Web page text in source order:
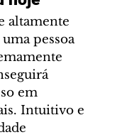
altamente
pessoa
em
Intuitivo e